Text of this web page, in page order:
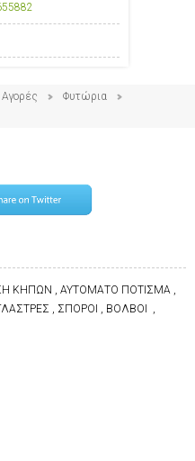
Αγορές
Φυτώρια
ΚΗΠΩΝ , ΑΥΤΟΜΑΤΟ ΠΟΤΙΣΜΑ ,
, ΣΠΟΡΟΙ , ΒΟΛΒΟΙ ,